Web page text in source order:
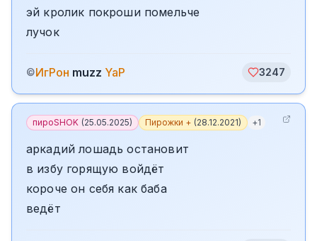
эй кролик покроши помельче
лучок
©ИгРон muzz YaP 3247
пироSHOK (25.05.2025) Пирожки + (28.12.2021) +1
аркадий лошадь остановит
в избу горящую войдёт
короче он себя как баба
ведёт